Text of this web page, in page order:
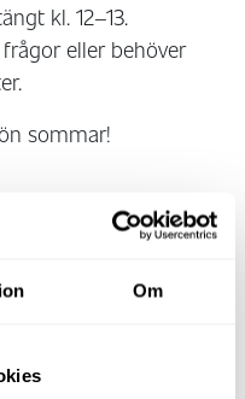
Om
kl. 12–13.
eller behöver
sommar!
Syd i Februari